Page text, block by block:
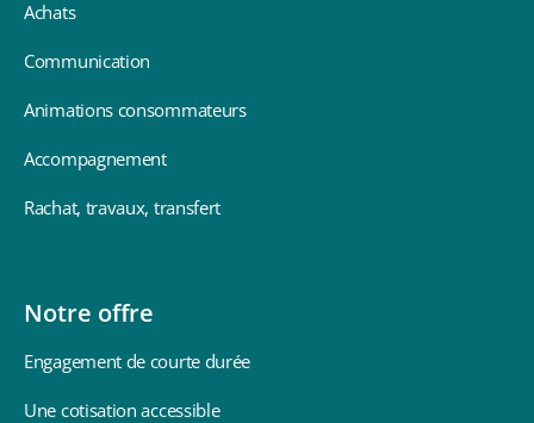
Achats
Communication
Animations consommateurs
Accompagnement
Rachat, travaux, transfert
Notre offre
Engagement de courte durée
Une cotisation accessible